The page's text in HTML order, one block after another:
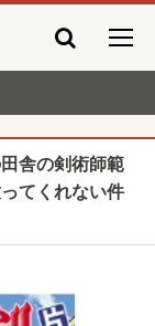
舎の剣術師範
てくれない件